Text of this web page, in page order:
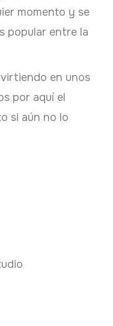
momento y se
popular entre la
en unos
por aquí el
si aún no lo